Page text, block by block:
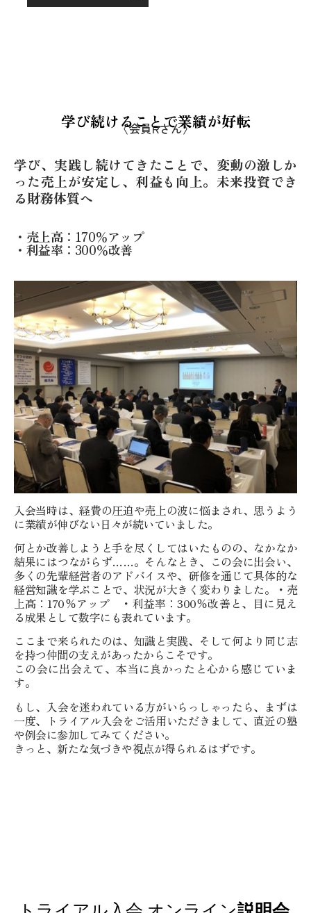
学び続けることで業績が好転
〈会員Rさん〉
学び、実践し続けてきたことで、変動の激しか
った売上が安定し、利益も向上。未来投資でき
る財務体質へ
・売上高：170％アップ
・利益率：300％改善
入会当時は、経費の圧迫や売上の波に悩まされ、思うよう
に業績が伸びない日々が続いていました。
何とか改善しようと手を尽くしてはいたものの、なかなか
結果にはつながらず……。そんなとき、この会に出会い、
多くの先輩経営者のアドバイスや、研修を通じて具体的な
経営知識を学ぶことで、状況が大きく変わりました。・売
上高：170％アップ ・利益率：300％改善と、目に見え
る成果として数字にも表れています。
ここまで来られたのは、知識と実践、そして何より同じ志
を持つ仲間の支えがあったからこそです。
この会に出会えて、本当に良かったと心から感じていま
す。
もし、入会を迷われている方がいらっしゃったら、まずは
一度、トライアル入会をご活用いただきまして、直近の塾
や例会に参加してみてください。
きっと、新たな気づきや視点が得られるはずです。